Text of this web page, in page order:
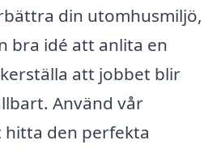
din utomhusmiljö,
bra idé att anlita en
att jobbet blir
Använd vår
den perfekta